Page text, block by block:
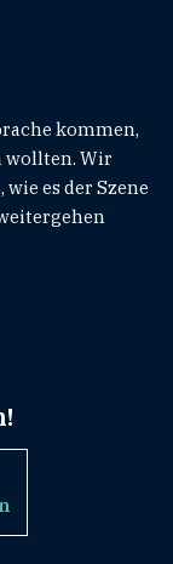
kommen,
wollten. Wir
es der Szene